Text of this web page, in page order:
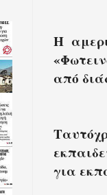
Η
από
για